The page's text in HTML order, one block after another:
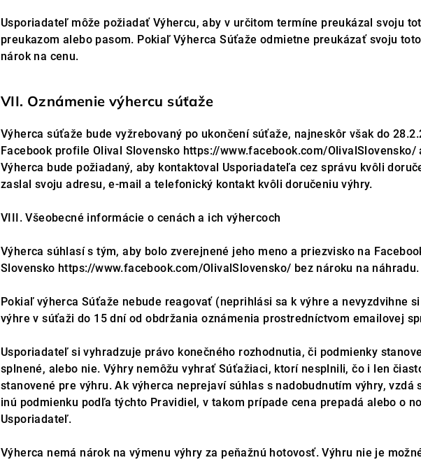
Usporiadateľ môže požiadať Výhercu, aby v určitom termíne preukázal svoju
preukazom alebo pasom. Pokiaľ Výherca Súťaže odmietne preukázať svoju
nárok na cenu.
VII. Oznámenie výhercu súťaže
Výherca súťaže bude vyžrebovaný po ukončení súťaže, najneskôr však do
Facebook profile Olival Slovensko https://www.facebook.com/OlivalSlovensko/
Výherca bude požiadaný, aby kontaktoval Usporiadateľa cez správu kvôli
zaslal svoju adresu, e-mail a telefonický kontakt kvôli doručeniu výhry.
VIII. Všeobecné informácie o cenách a ich výhercoch
Výherca súhlasí s tým, aby bolo zverejnené jeho meno a priezvisko na
Slovensko https://www.facebook.com/OlivalSlovensko/ bez nároku na náhradu.
Pokiaľ výherca Súťaže nebude reagovať (neprihlási sa k výhre a nevyzdvihne
výhre v súťaži do 15 dní od obdržania oznámenia prostredníctvom emailovej
Usporiadateľ si vyhradzuje právo konečného rozhodnutia, či podmienky
splnené, alebo nie. Výhry nemôžu vyhrať Súťažiaci, ktorí nesplnili, čo i len
stanovené pre výhru. Ak výherca neprejaví súhlas s nadobudnutím výhry, vzdá
inú podmienku podľa týchto Pravidiel, v takom prípade cena prepadá alebo o
Usporiadateľ.
Výherca nemá nárok na výmenu výhry za peňažnú hotovosť. Výhru nie je